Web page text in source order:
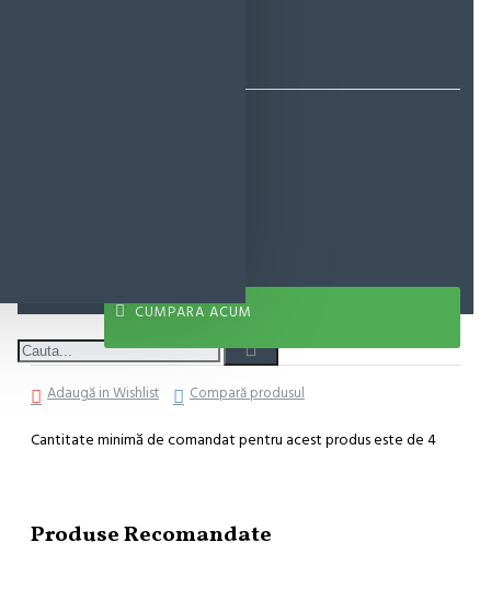
CUMPARA ACUM
Adaugă in Wishlist Compară produsul
Cantitate minimă de comandat pentru acest produs este de 4
Produse Recomandate